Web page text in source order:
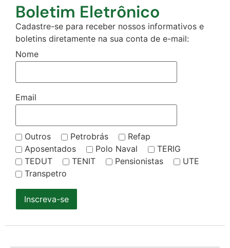
Boletim Eletrônico
Cadastre-se para receber nossos informativos e
boletins diretamente na sua conta de e-mail:
Nome
Email
Outros Petrobrás
Refap
Aposentados
Polo Naval
TERIG
TEDUT
TENIT Pensionistas
UTE
Transpetro
Inscreva-se